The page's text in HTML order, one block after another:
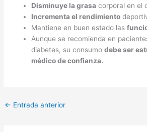
Disminuye la grasa corporal en el
Incrementa el rendimiento
Mantiene en buen estado las
Aunque se recomienda en
diabetes, su consumodebe ser
médico de confianza.
← Entrada anterior